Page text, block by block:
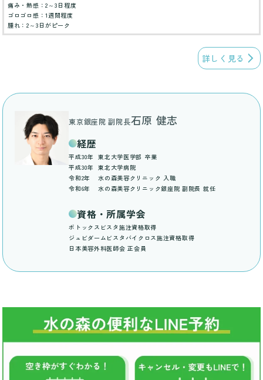
痛み・熱感：2～3日程度
ゴロゴロ感：1週間程度
腫れ：2～3日がピーク
詳しく見る
東京銀座院 副院長石原 健志
経歴
平成30年
東北大学医学部 卒業
平成30年
東北大学病院
令和2年
水の森美容クリニック 入職
令和6年
水の森美容クリニック銀座院 副院長 就任
資格・所属学会
ボトックスビスタ施注資格取得
ジュビダームビスタバイクロス施注資格取得
日本美容外科医師会 正会員